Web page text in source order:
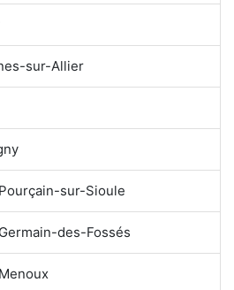
sur-Allier
sur-Sioule
des-Fossés